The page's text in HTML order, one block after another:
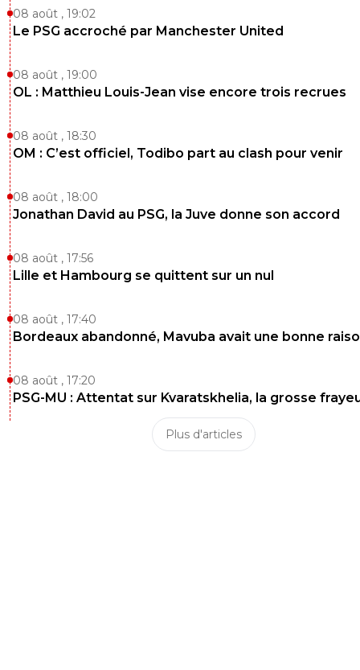
08 août , 19:02
Le PSG accroché par Manchester United
08 août , 19:00
OL : Matthieu Louis-Jean vise encore trois recrues
08 août , 18:30
OM : C’est officiel, Todibo part au clash pour venir
08 août , 18:00
Jonathan David au PSG, la Juve donne son accord
08 août , 17:56
Lille et Hambourg se quittent sur un nul
08 août , 17:40
Bordeaux abandonné, Mavuba avait une bonne
08 août , 17:20
PSG-MU : Attentat sur Kvaratskhelia, la grosse
Plus d'articles